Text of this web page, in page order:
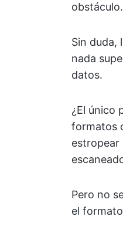
obstáculo.
Sin duda,
nada
datos.
¿El único
formatos
estropear
Pero no
el